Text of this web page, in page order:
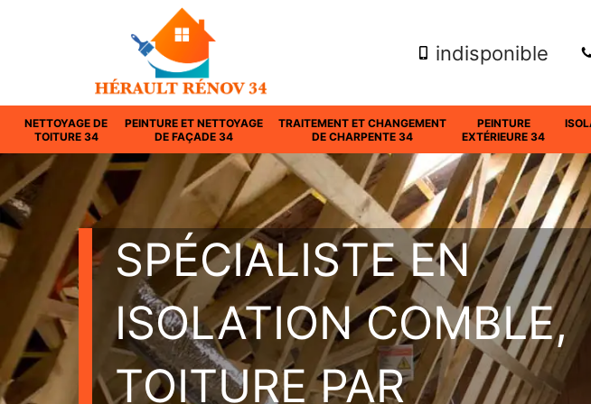
indisponible
NETTOYAGE DE
TOITURE 34
PEINTURE ET NETTOYAGE
DE FAÇADE 34
TRAITEMENT ET CHANGEMENT
DE CHARPENTE 34
PEINTURE
EXTÉRIEURE 34
SPÉCIALISTE EN
ISOLATION COMBLE,
TOITURE PAR